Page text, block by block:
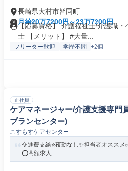
長崎県大村市皆同町
月給20万7200円～23万7200円
【応募資格】 介護福祉士/介護職
士 【メリット】 #大量...
フリーター歓迎 学歴不問 +2個
正社員
ケアマネージャー/介護支援専門
プランセンター)
こすもすケアセンター
交通費支給⭐️夜勤なし✨担当者オススメ
⭕️高額求人